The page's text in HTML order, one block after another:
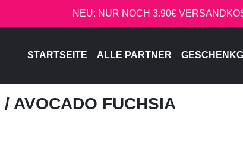
NEU: NUR NOCH 3.90€
STARTSEITE ALLE PARTNER
/ AVOCADO FUCHSIA